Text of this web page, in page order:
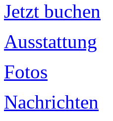
Jetzt buchen
Ausstattung
Fotos
Nachrichten